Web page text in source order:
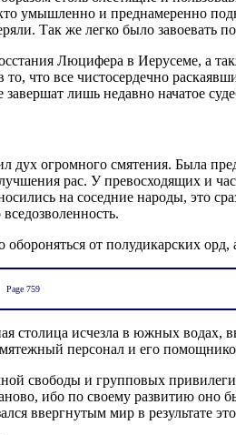
умышленно и преднамеренно
Так же легко было
Люцифера в Иерусеме, а
что все чистосердечно
лишь недавно начатое
дух огромного смятения. Была
рас. У превосходящих и
на соседние народы, это
от полудикарских орд,
Page 759
столица исчезла в южных водах,
персонал и его
свободы и групповых
ибо по своему развитию оно
ввергнутым мир в результате